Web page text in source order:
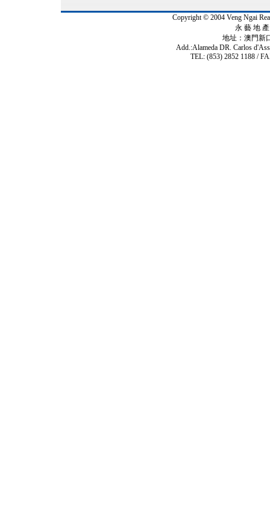
Copyright © 2004 Veng Ngai
永 藝 地
地址：澳門新
Add.:Alameda DR. Carlos
TEL: (853) 2852 1188 /